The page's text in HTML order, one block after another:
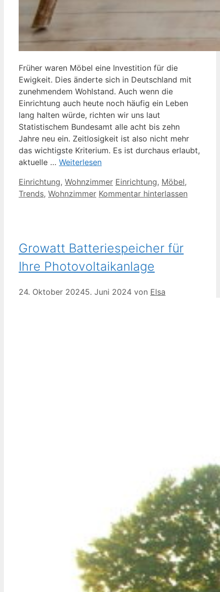
Früher waren Möbel eine Investition für die
Ewigkeit. Dies änderte sich in Deutschland mit
zunehmendem Wohlstand. Auch wenn die
Einrichtung auch heute noch häufig ein Leben
lang halten würde, richten wir uns laut
Statistischem Bundesamt alle acht bis zehn
Jahre neu ein. Zeitlosigkeit ist also nicht mehr
das wichtigste Kriterium. Es ist durchaus erlaubt,
aktuelle … Weiterlesen
Kategorien
Einrichtung, Wohnzimmer Schlagwörter
Einrichtung, Möbel,
Trends, Wohnzimmer Kommentar hinterlassen
Growatt Batteriespeicher für
Ihre Photovoltaikanlage
24. Oktober 20245. Juni 2024 von Elsa